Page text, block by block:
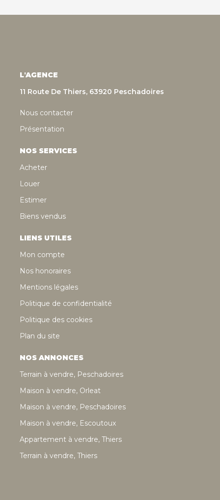
L'AGENCE
11 Route De Thiers, 63920 Peschadoires
Nous contacter
Présentation
NOS SERVICES
Acheter
Louer
Estimer
Biens vendus
LIENS UTILES
Mon compte
Nos honoraires
Mentions légales
Politique de confidentialité
Politique des cookies
Plan du site
NOS ANNONCES
Terrain à vendre, Peschadoires
Maison à vendre, Orleat
Maison à vendre, Peschadoires
Maison à vendre, Escoutoux
Appartement à vendre, Thiers
Terrain à vendre, Thiers